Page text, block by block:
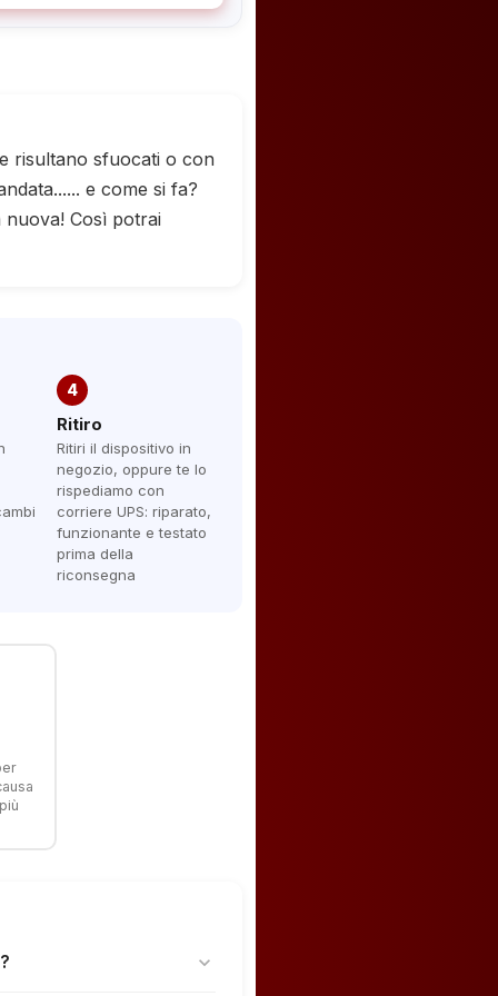
risultano sfuocati o con
e come si fa?
Così potrai
4
Ritiro
Ritiri il dispositivo in
negozio, oppure te lo
rispediamo con
corriere UPS: riparato,
funzionante e testato
prima della
riconsegna
expand_more